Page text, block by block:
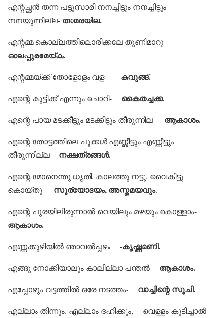
എന്റച്ഛന്‍ തന്ന പട്ടുസാരി നനച്ചിട്ടും നനച്ചിട്ടും
നനയുന്നില്ല- താമരയില.
എന്റമ്മ കൊല്ലത്തിലൊരിക്കലേ തുണിമാറൂ-
ഓലപ്പുരമേയ്ക.
എന്റമ്മയ്ക്ക് തോളോളം വള- കവുങ്ങ്.
എന്റെ കുട്ടിക്ക് എന്നും ചൊറി- കൈതച്ചക്ക.
എന്റെ പായ മടക്കീട്ടും മടക്കീട്ടും തീരുന്നില- ആകാശം.
എന്റെ തോട്ടത്തിലെ പൂക്കള്‍ എണ്ണീട്ടും എണ്ണീട്ടും
തീരുന്നില്ല- നക്ഷത്രങ്ങള്‍.
എന്റെ മോനെന്തു ധൃതി, കാലത്തു നട്ടു. വൈകിട്ടു
കൊയ്തു- സൂര്യോദയം, അസ്തമയവും.
എന്റെ പുരയിലിരുന്നാല്‍ വെയിലും മഴയും കൊള്ളാം-
ആകാശം.
എണ്ണക്കുഴിയില്‍ ഞാവല്‍പ്പഴം -കൃഷ്ണമണി.
എങ്ങു നോക്കിയാലും കാലില്ലാ പന്തല്‍- ആകാശം.
എപ്പോഴും വട്ടത്തില്‍ ഒരേ നടത്തം- വാച്ചിന്റെ സൂചി.
എല്ലാം തിന്നും. എല്ലാം ദഹിക്കും, വെള്ളം കുടിച്ചാല്‍